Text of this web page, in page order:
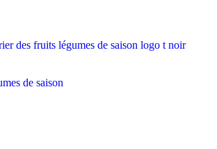
de saison